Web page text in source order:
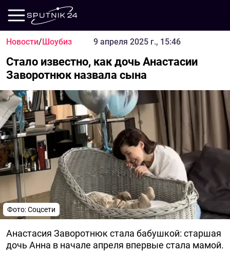
Новости/Шоубиз 9 апреля 2025 г., 15:46
Стало известно, как дочь Анастасии
Заворотнюк назвала сына
Фото: Соцсети
Анастасия Заворотнюк стала бабушкой: старшая
дочь Анна в начале апреля впервые стала мамой.